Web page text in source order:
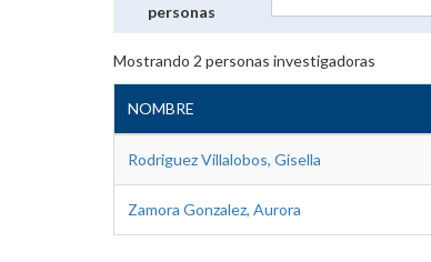
personas
Mostrando 2 personas investigadoras
NOMBRE
Rodriguez Villalobos, Gisella
Zamora Gonzalez, Aurora